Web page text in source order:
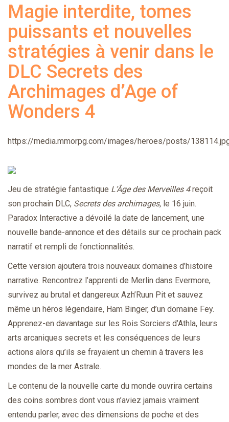
Magie interdite, tomes
puissants et nouvelles
stratégies à venir dans le
DLC Secrets des
Archimages d’Age of
Wonders 4
https://media.mmorpg.com/images/heroes/posts/
Jeu de stratégie fantastique L’Âge des Merveilles 4reçoit
son prochain DLC, Secrets des archimages, le 16 juin.
Paradox Interactive a dévoilé la date de lancement, une
nouvelle bande-annonce et des détails sur ce prochain pack
narratif et rempli de fonctionnalités.
Cette version ajoutera trois nouveaux domaines d’histoire
narrative. Rencontrez l’apprenti de Merlin dans Evermore,
survivez au brutal et dangereux Azh’Ruun Pit et sauvez
même un héros légendaire, Ham Binger, d’un domaine Fey.
Apprenez-en davantage sur les Rois Sorciers d’Athla, leurs
arts arcaniques secrets et les conséquences de leurs
actions alors qu’ils se frayaient un chemin à travers les
mondes de la mer Astrale.
Le contenu de la nouvelle carte du monde ouvrira certains
des coins sombres dont vous n’aviez jamais vraiment
entendu parler, avec des dimensions de poche et des